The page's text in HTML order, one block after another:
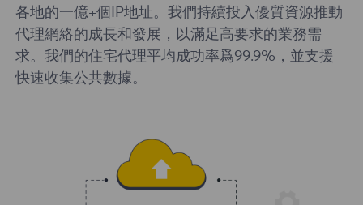
各地的一億+個IP地址。我們持續投入優質資源推動
代理網絡的成長和發展，以滿足高要求的業務需
求。我們的住宅代理平均成功率爲99.9%，並支援
快速收集公共數據。